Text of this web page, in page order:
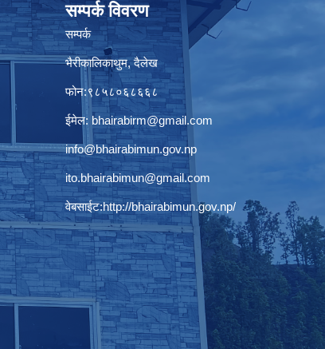
सम्पर्क विवरण
सम्पर्क
भैरीकालिकाथुम, दैलेख
फोन:९८५८०६८६६८
ईमेल: bhairabirm@gmail.com
info@bhairabimun.gov.np
ito.bhairabimun@gmail.com
वेबसाईट:http://bhairabimun.gov.np/